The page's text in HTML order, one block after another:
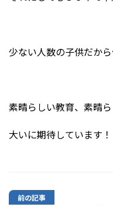
少ない人数の子供だか
素晴らしい教育、素晴
大いに期待しています！
前の記事